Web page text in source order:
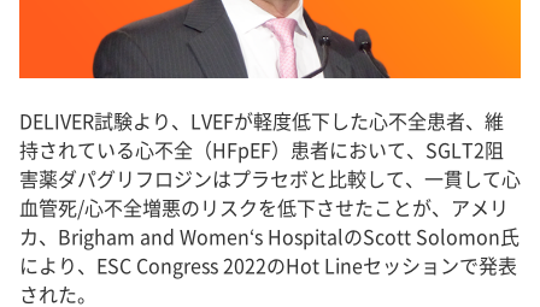
DELIVER試験より、LVEFが軽度低下した心不全患者、維
持されている心不全（HFpEF）患者において、SGLT2阻
害薬ダパグリフロジンはプラセボと比較して、一貫して心
血管死/心不全増悪のリスクを低下させたことが、アメリ
カ、Brigham and Women‘s HospitalのScott Solomon氏
により、ESC Congress 2022のHot Lineセッションで発表
された。